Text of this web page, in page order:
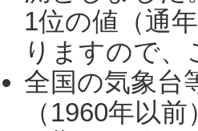
1位の値（通
りますので、
全国の気象台
（1960年以